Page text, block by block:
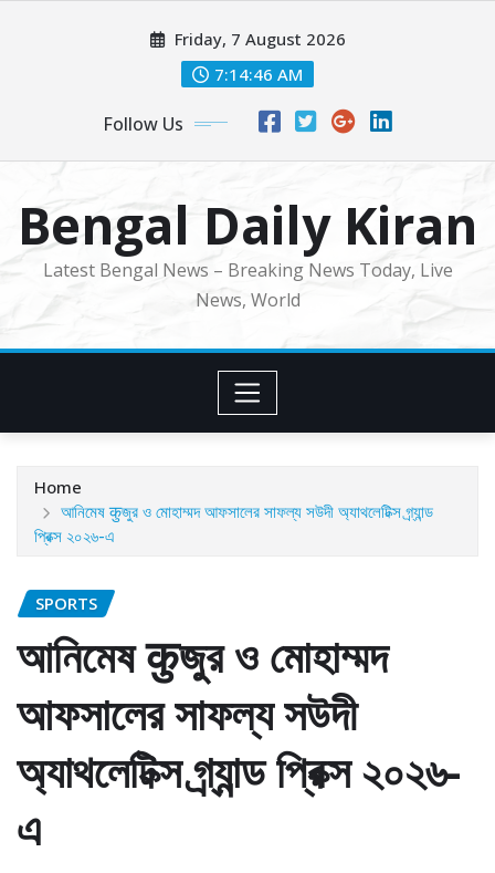
Friday, 7 August 2026
7:14:47 AM
Follow Us
Bengal Daily Kiran
Latest Bengal News – Breaking News Today, Live
News, World
Home
আনিমেষ कुজুর ও মোহাম্মদ আফসালের সাফল্য সউদী অ্যাথলেটিক্স গ্র্যান্ড
প্রিক্স ২০২৬-এ
SPORTS
আনিমেষ कुজুর ও মোহাম্মদ
আফসালের সাফল্য সউদী
অ্যাথলেটিক্স গ্র্যান্ড প্রিক্স ২০২৬-
এ